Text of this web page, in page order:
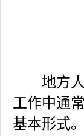
地方人
工作中通
基本形式